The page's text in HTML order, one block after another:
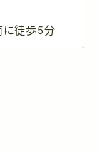
に徒歩5分